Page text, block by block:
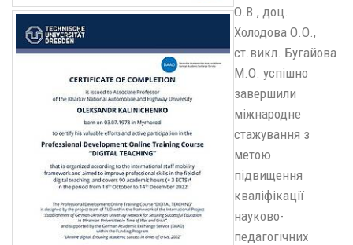
О.В., доц.
Холодова О.О.,
ст.викл. Бугайова
М.О. успішно
завершили
міжнародне
стажування з
метою
підвищення
кваліфікації
науково-
педагогічних